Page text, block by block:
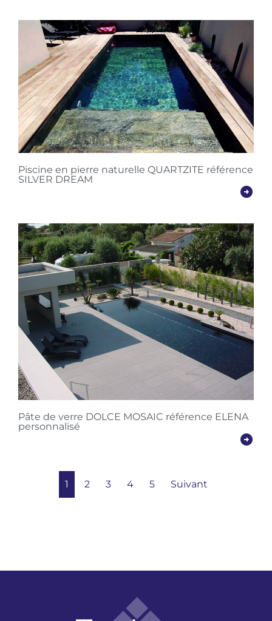
Piscine en pierre naturelle QUARTZITE référence
SILVER DREAM
Pâte de verre DOLCE MOSAIC référence ELENA
personnalisé
1 2 3 4 5 Suivant